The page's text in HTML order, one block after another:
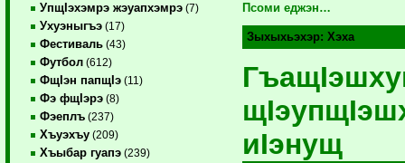
УпщIэхэмрэ жэуапхэмрэ (7)
Ухуэныгъэ (17)
Фестиваль (43)
Футбол (612)
ФщIэн папщIэ (11)
Фэ фщIэрэ (8)
Фэеплъ (237)
Хъуэхъу (209)
Хъыбар гуапэ (239)
Псоми еджэн…
Зыхыхьэхэр:Хэха
иIэнущ